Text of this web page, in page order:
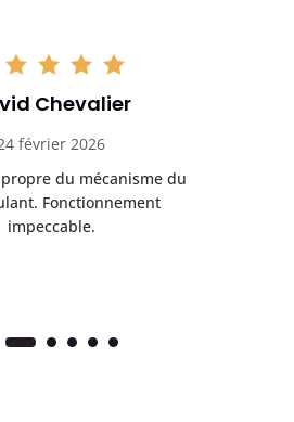
Chevalier
février 2026
du mécanisme du
Fonctionnement
impeccable.